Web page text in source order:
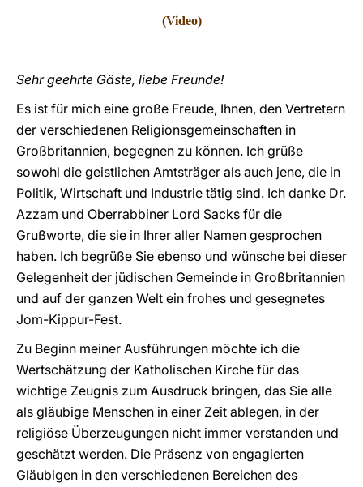
(Video)
Sehr geehrte Gäste, liebe Freunde!
Es ist für mich eine große Freude, Ihnen, den Vertretern
der verschiedenen Religionsgemeinschaften in
Großbritannien, begegnen zu können. Ich grüße
sowohl die geistlichen Amtsträger als auch jene, die in
Politik, Wirtschaft und Industrie tätig sind. Ich danke Dr.
Azzam und Oberrabbiner Lord Sacks für die
Grußworte, die sie in Ihrer aller Namen gesprochen
haben. Ich begrüße Sie ebenso und wünsche bei dieser
Gelegenheit der jüdischen Gemeinde in Großbritannien
und auf der ganzen Welt ein frohes und gesegnetes
Jom-Kippur-Fest.
Zu Beginn meiner Ausführungen möchte ich die
Wertschätzung der Katholischen Kirche für das
wichtige Zeugnis zum Ausdruck bringen, das Sie alle
als gläubige Menschen in einer Zeit ablegen, in der
religiöse Überzeugungen nicht immer verstanden und
geschätzt werden. Die Präsenz von engagierten
Gläubigen in den verschiedenen Bereichen des